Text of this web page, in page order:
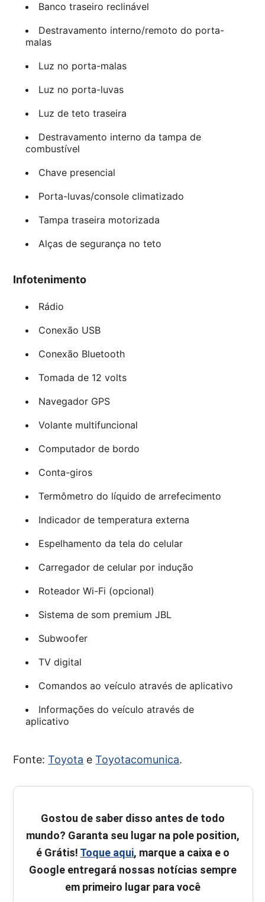
Banco traseiro reclinável
Destravamento interno/remoto do porta-
malas
Luz no porta-malas
Luz no porta-luvas
Luz de teto traseira
Destravamento interno da tampa de
combustível
Chave presencial
Porta-luvas/console climatizado
Tampa traseira motorizada
Alças de segurança no teto
Infotenimento
Rádio
Conexão USB
Conexão Bluetooth
Tomada de 12 volts
Navegador GPS
Volante multifuncional
Computador de bordo
Conta-giros
Termômetro do líquido de arrefecimento
Indicador de temperatura externa
Espelhamento da tela do celular
Carregador de celular por indução
Roteador Wi-Fi (opcional)
Sistema de som premium JBL
Subwoofer
TV digital
Comandos ao veículo através de aplicativo
Informações do veículo através de
aplicativo
Fonte:Toyota eToyotacomunica.
Gostou de saber disso antes de todo
mundo? Garanta seu lugar na pole position,
é Grátis! Toque aqui, marque a caixa e o
Google entregará nossas notícias sempre
em primeiro lugar para você